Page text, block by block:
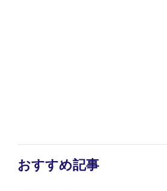
おすすめ記事